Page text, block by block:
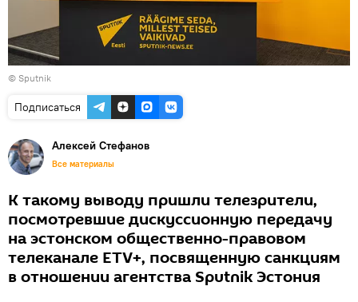
© Sputnik
Подписаться
Алексей Стефанов
Все материалы
К такому выводу пришли телезрители,
посмотревшие дискуссионную передачу
на эстонском общественно-правовом
телеканале ETV+, посвященную санкциям
в отношении агентства Sputnik Эстония